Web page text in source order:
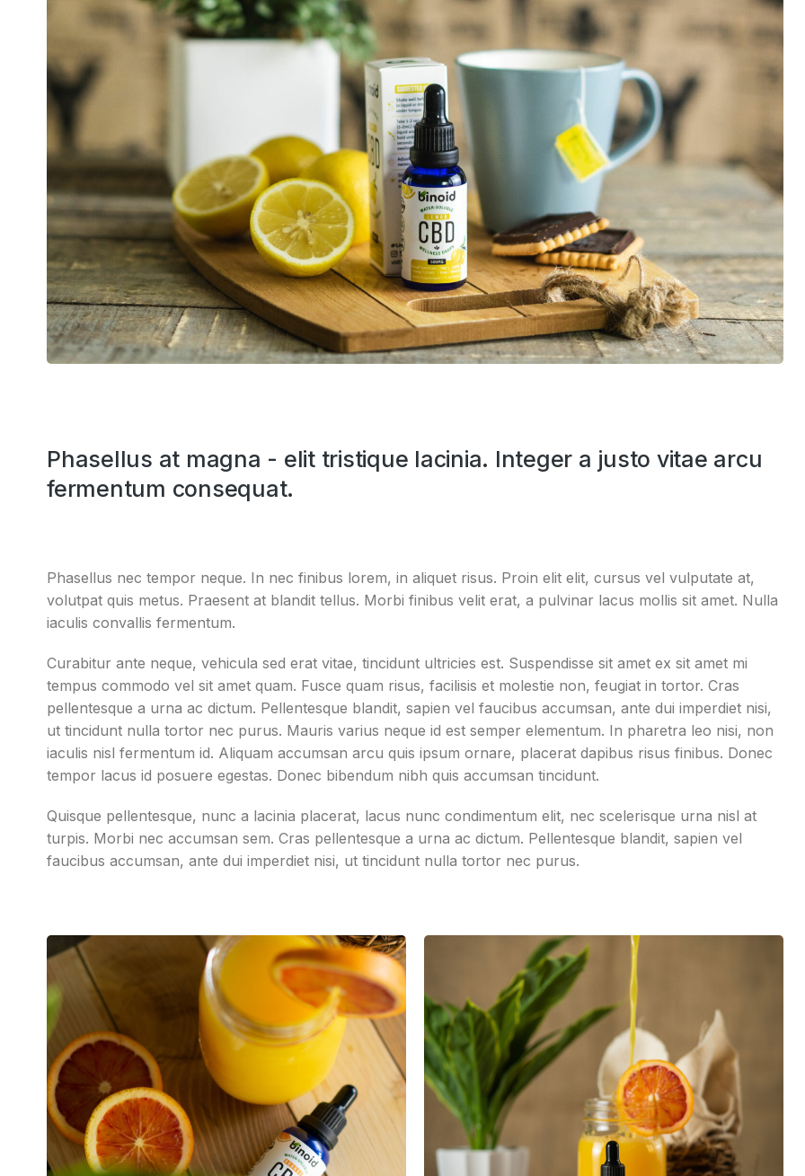
Phasellus at magna - elit tristique lacinia. Integer a justo vitae arcu
fermentum consequat.
Phasellus nec tempor neque. In nec finibus lorem, in aliquet risus. Proin elit elit, cursus vel vulputate at,
volutpat quis metus. Praesent at blandit tellus. Morbi finibus velit erat, a pulvinar lacus mollis sit amet. Nulla
iaculis convallis fermentum.
Curabitur ante neque, vehicula sed erat vitae, tincidunt ultricies est. Suspendisse sit amet ex sit amet mi
tempus commodo vel sit amet quam. Fusce quam risus, facilisis et molestie non, feugiat in tortor. Cras
pellentesque a urna ac dictum. Pellentesque blandit, sapien vel faucibus accumsan, ante dui imperdiet nisi,
ut tincidunt nulla tortor nec purus. Mauris varius neque id est semper elementum. In pharetra leo nisi, non
iaculis nisl fermentum id. Aliquam accumsan arcu quis ipsum ornare, placerat dapibus risus finibus. Donec
tempor lacus id posuere egestas. Donec bibendum nibh quis accumsan tincidunt.
Quisque pellentesque, nunc a lacinia placerat, lacus nunc condimentum elit, nec scelerisque urna nisl at
turpis. Morbi nec accumsan sem. Cras pellentesque a urna ac dictum. Pellentesque blandit, sapien vel
faucibus accumsan, ante dui imperdiet nisi, ut tincidunt nulla tortor nec purus.